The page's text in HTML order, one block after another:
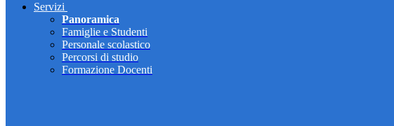
Servizi
Panoramica
Famiglie e Studenti
Personale scolastico
Percorsi di studio
Formazione Docenti